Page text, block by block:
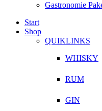
Gastronomie
Start
Shop
QUIKLINKS
WHISKY
RUM
GIN